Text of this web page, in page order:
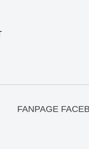
FANPAGE